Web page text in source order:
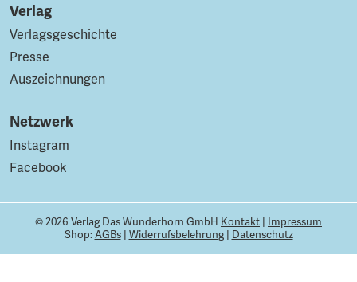
Verlag
Verlagsgeschichte
Presse
Auszeichnungen
Netzwerk
Instagram
Facebook
© 2026 Verlag Das Wunderhorn GmbH Kontakt
Impressum
Shop:AGBs| Widerrufsbelehrung| Datenschutz